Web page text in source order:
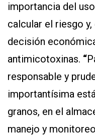
importancia del
calcular el riesgo
decisión
antimicotoxinas. “
responsable y
importantísima
granos, en el
manejo y